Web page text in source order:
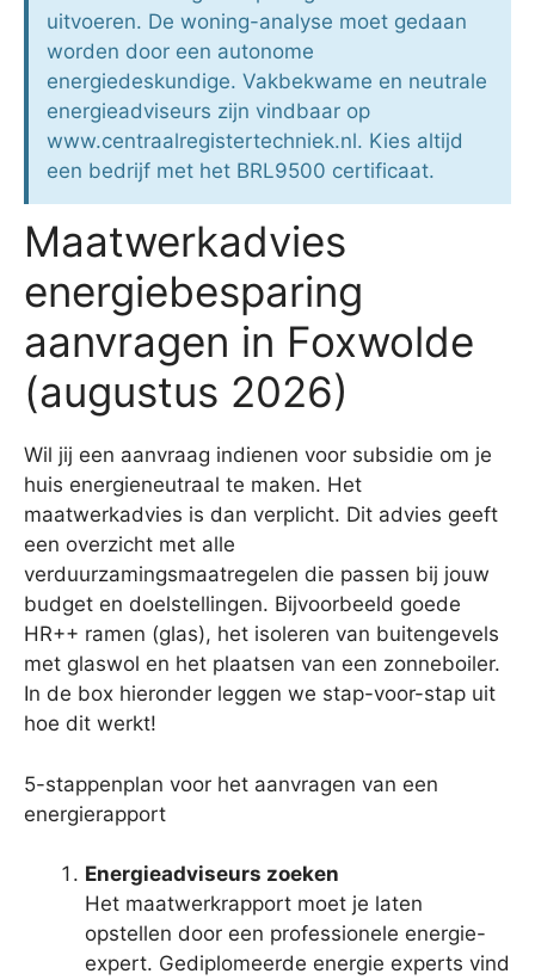
uitvoeren. De woning-analyse moet gedaan
worden door een autonome
energiedeskundige. Vakbekwame en neutrale
energieadviseurs zijn vindbaar op
www.centraalregistertechniek.nl. Kies altijd
een bedrijf met het BRL9500 certificaat.
Maatwerkadvies
energiebesparing
aanvragen in Foxwolde
(augustus 2026)
Wil jij een aanvraag indienen voor subsidie om je
huis energieneutraal te maken. Het
maatwerkadvies is dan verplicht. Dit advies geeft
een overzicht met alle
verduurzamingsmaatregelen die passen bij jouw
budget en doelstellingen. Bijvoorbeeld goede
HR++ ramen (glas), het isoleren van buitengevels
met glaswol en het plaatsen van een zonneboiler.
In de box hieronder leggen we stap-voor-stap uit
hoe dit werkt!
5-stappenplan voor het aanvragen van een
energierapport
Energieadviseurs zoeken
Het maatwerkrapport moet je laten
opstellen door een professionele energie-
expert. Gediplomeerde energie experts vind